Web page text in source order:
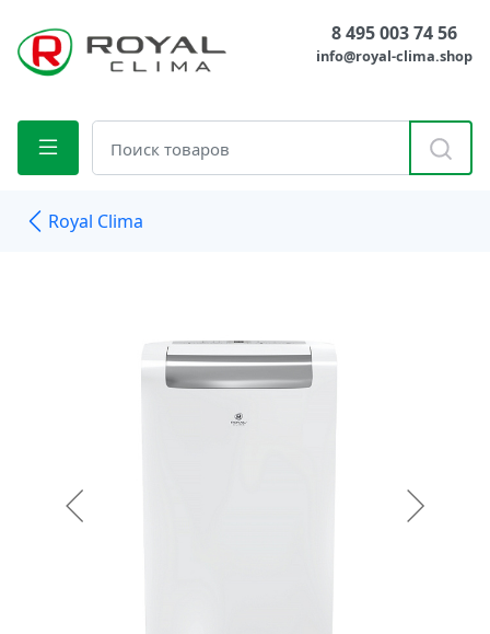
8 495 003 74 56
info@royal-clima.shop
Royal Clima